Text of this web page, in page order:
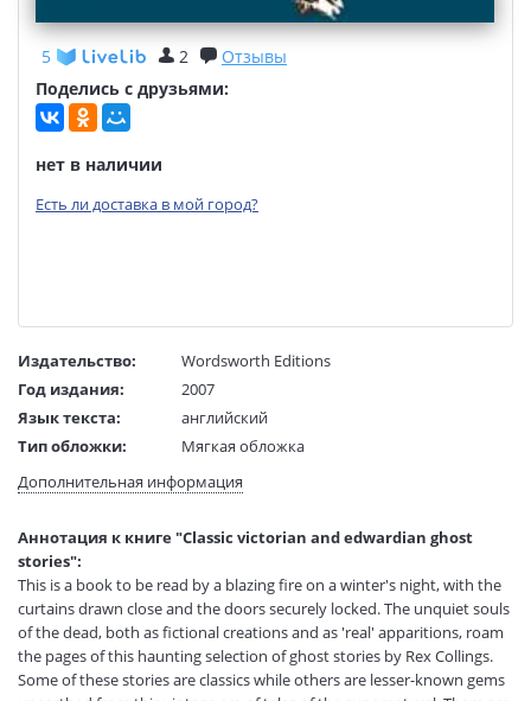
5 2
Отзывы
Поделись с друзьями:
нет в наличии
Есть ли доставка в мой город?
Издательство:
Wordsworth Editions
Год издания:
2007
Язык текста:
английский
Тип обложки:
Мягкая обложка
Формат:
125x195 mm
Вес:
Страниц:
289
Код товара:
50068977
Артикул:
11399111
ISBN:
9781840220667
В продаже с:
Дополнительная информация
Аннотация к книге "Classic victorian and edwardian ghost
stories":
This is a book to be read by a blazing fire on a winter's night, with the
curtains drawn close and the doors securely locked. The unquiet souls
of the dead, both as fictional creations and as 'real' apparitions, roam
the pages of this haunting selection of ghost stories by Rex Collings.
Some of these stories are classics while others are lesser-known gems